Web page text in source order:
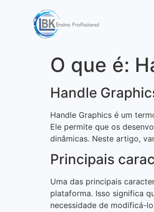
O que é:
Handle
Handle Graphics é um
Ele permite que os
dinâmicas. Neste artigo,
Principais
Uma das principais
plataforma. Isso significa
necessidade de modificá-